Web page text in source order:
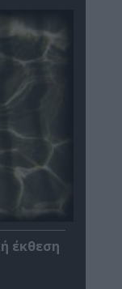
έκθεση